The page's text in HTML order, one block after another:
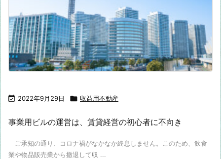
 2022年9月29日  収益用不動産
事業用ビルの運営は、賃貸経営の初心者に不向き
ご承知の通り、コロナ禍がなかなか終息しません。このため、飲食
業や物品販売業から撤退して収 ...